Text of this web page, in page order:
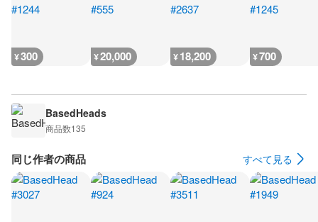
¥300 ¥20,000 ¥18,200 ¥700
BasedHeads
商品数135
同じ作者の商品 すべて見る